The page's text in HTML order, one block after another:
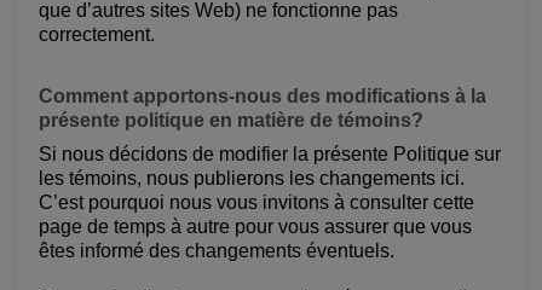
que d’autres sites Web) ne fonctionne pas
correctement.
Comment apportons-nous des modifications à la
présente politique en matière de témoins?
Si nous décidons de modifier la présente Politique sur
les témoins, nous publierons les changements ici.
C’est pourquoi nous vous invitons à consulter cette
page de temps à autre pour vous assurer que vous
êtes informé des changements éventuels.